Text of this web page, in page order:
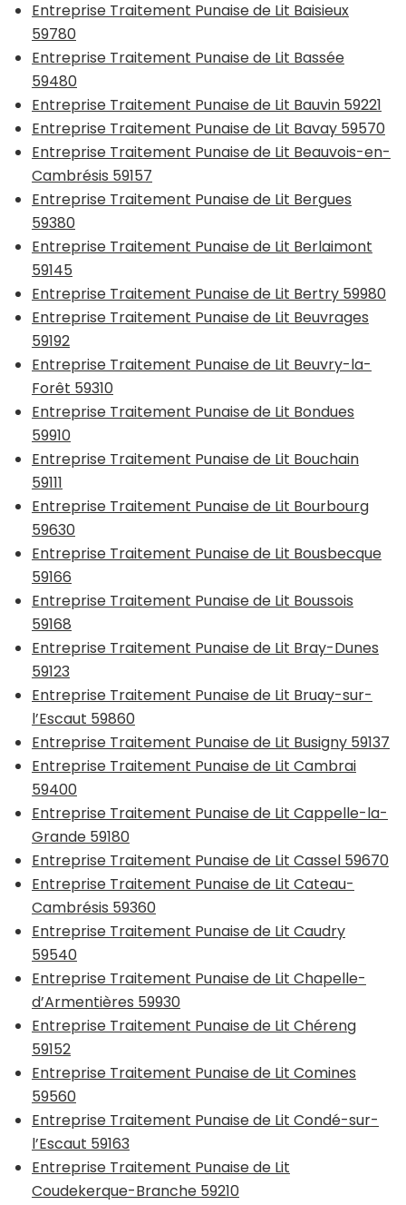
Entreprise Traitement Punaise de Lit Baisieux
59780
Entreprise Traitement Punaise de Lit Bassée
59480
Entreprise Traitement Punaise de Lit Bauvin 59221
Entreprise Traitement Punaise de Lit Bavay 59570
Entreprise Traitement Punaise de Lit Beauvois-en-
Cambrésis 59157
Entreprise Traitement Punaise de Lit Bergues
59380
Entreprise Traitement Punaise de Lit Berlaimont
59145
Entreprise Traitement Punaise de Lit Bertry 59980
Entreprise Traitement Punaise de Lit Beuvrages
59192
Entreprise Traitement Punaise de Lit Beuvry-la-
Forêt 59310
Entreprise Traitement Punaise de Lit Bondues
59910
Entreprise Traitement Punaise de Lit Bouchain
59111
Entreprise Traitement Punaise de Lit Bourbourg
59630
Entreprise Traitement Punaise de Lit Bousbecque
59166
Entreprise Traitement Punaise de Lit Boussois
59168
Entreprise Traitement Punaise de Lit Bray-Dunes
59123
Entreprise Traitement Punaise de Lit Bruay-sur-
l’Escaut 59860
Entreprise Traitement Punaise de Lit Busigny 59137
Entreprise Traitement Punaise de Lit Cambrai
59400
Entreprise Traitement Punaise de Lit Cappelle-la-
Grande 59180
Entreprise Traitement Punaise de Lit Cassel 59670
Entreprise Traitement Punaise de Lit Cateau-
Cambrésis 59360
Entreprise Traitement Punaise de Lit Caudry
59540
Entreprise Traitement Punaise de Lit Chapelle-
d’Armentières 59930
Entreprise Traitement Punaise de Lit Chéreng
59152
Entreprise Traitement Punaise de Lit Comines
59560
Entreprise Traitement Punaise de Lit Condé-sur-
l’Escaut 59163
Entreprise Traitement Punaise de Lit
Coudekerque-Branche 59210